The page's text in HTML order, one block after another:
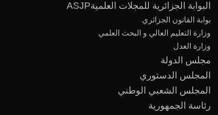
البوابة الجزائرية للمجلات العلميةASJP
بوابة القانون الجزائري
وزارة التعليم العالي و البحث العلمي
وزارة العدل
مجلس الدولة
المجلس الدستوري
المجلس الشعبي الوطني
رئاسة الجمهورية